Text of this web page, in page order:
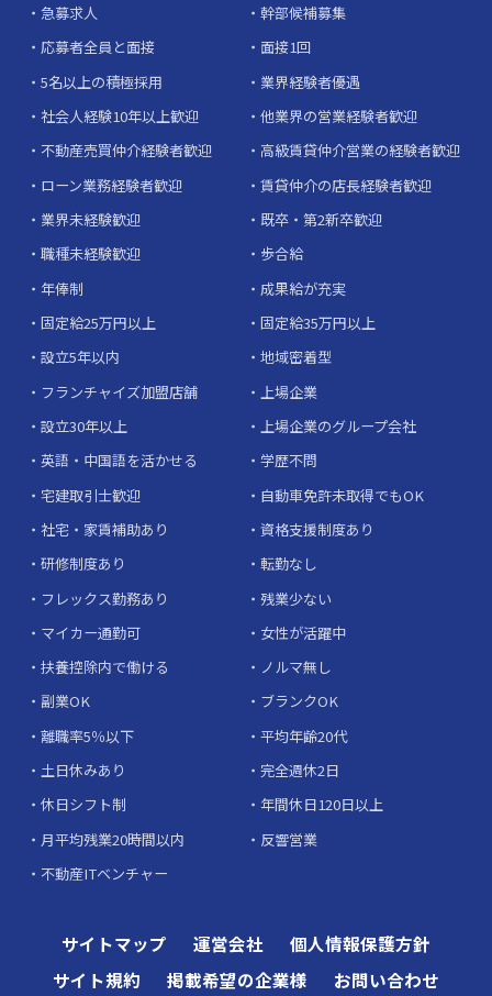
急募求人
幹部候補募集
応募者全員と面接
面接1回
5名以上の積極採用
業界経験者優遇
社会人経験10年以上歓迎
他業界の営業経験者歓迎
不動産売買仲介経験者歓迎
高級賃貸仲介営業の経験者歓迎
ローン業務経験者歓迎
賃貸仲介の店長経験者歓迎
業界未経験歓迎
既卒・第2新卒歓迎
職種未経験歓迎
歩合給
年俸制
成果給が充実
固定給25万円以上
固定給35万円以上
設立5年以内
地域密着型
フランチャイズ加盟店舗
上場企業
設立30年以上
上場企業のグループ会社
英語・中国語を活かせる
学歴不問
宅建取引士歓迎
自動車免許未取得でもOK
社宅・家賃補助あり
資格支援制度あり
研修制度あり
転勤なし
フレックス勤務あり
残業少ない
マイカー通勤可
女性が活躍中
扶養控除内で働ける
ノルマ無し
副業OK
ブランクOK
離職率5％以下
平均年齢20代
土日休みあり
完全週休2日
休日シフト制
年間休日120日以上
月平均残業20時間以内
反響営業
不動産ITベンチャー
サイトマップ 運営会社
個人情報保護方針
サイト規約
掲載希望の企業様 お問い合わせ